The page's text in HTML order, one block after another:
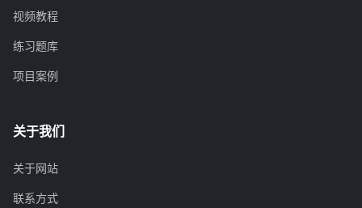
视频教程
练习题库
项目案例
关于我们
关于网站
联系方式